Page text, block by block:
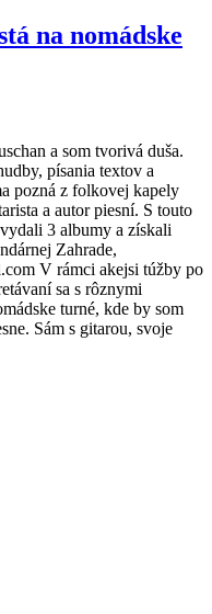
na nomádske
a som tvorivá duša.
písania textov a
pozná z folkovej kapely
a autor piesní. S touto
3 albumy a získali
Zahrade,
V rámci akejsi túžby po
sa s rôznymi
turné, kde by som
Sám s gitarou, svoje